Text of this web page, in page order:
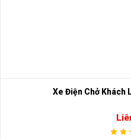
Xe Điện Chở Khách